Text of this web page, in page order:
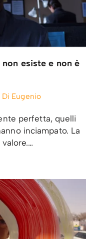
esiste e non è
Di Eugenio
perfetta, quelli
inciampato. La